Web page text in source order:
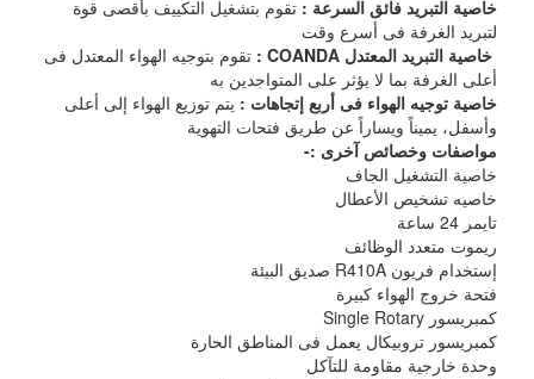
خاصية التبريد فائق السرعة : تقوم بتشغيل التكييف بأقصى قوة
لتبريد الغرفة فى أسرع وقت
خاصية التبريد المعتدل COANDA :
تقوم بتوجيه الهواء المعتدل فى
أعلى الغرفة بما لا يؤثر على المتواجدين به
خاصية توجيه الهواء فى أربع إتجاهات : يتم توزيع الهواء إلى أعلى
وأسفل، يميناً ويساراً عن طريق فتحات التهوية
مواصفات وخصائص آخرى :-
خاصية التشغيل الجاف
خاصيه تشخيص الأعطال
تايمر 24 ساعة
ريموت متعدد الوظائف
إستخدام فريون R410A صديق البيئة
فتحة خروج الهواء كبيرة
كمبريسور Single Rotary
كمبريسور تروبيكال يعمل فى المناطق الحارة
وحدة خارجية مقاومة للتآكل